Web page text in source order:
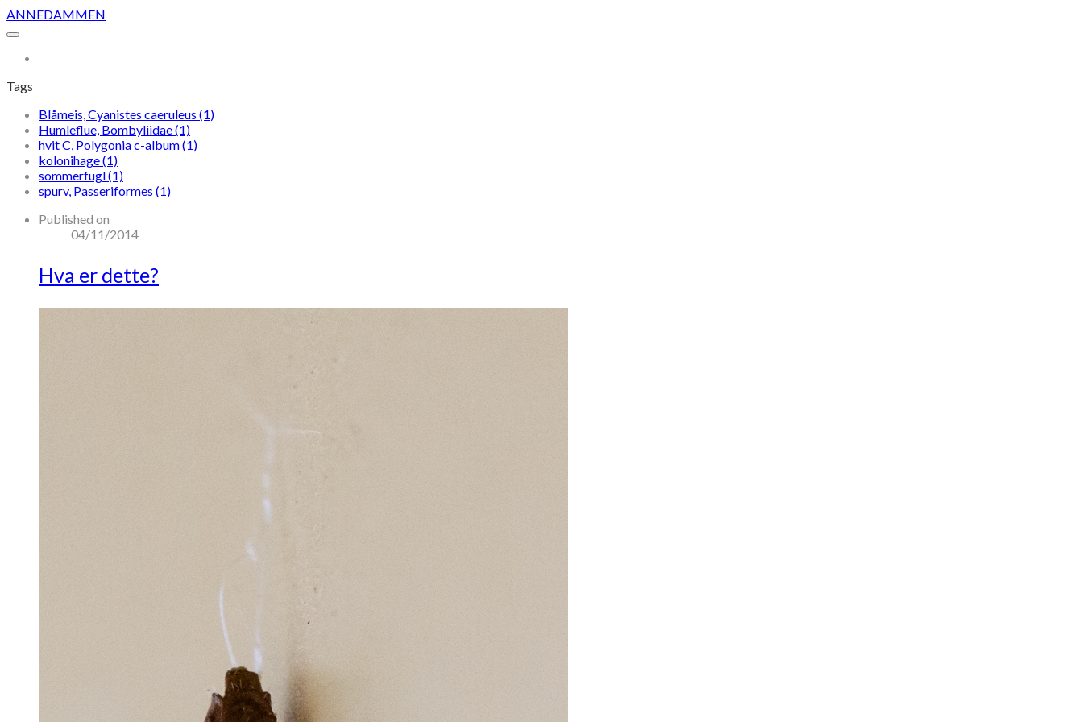
ANNEDAMMEN
Tags
Blåmeis, Cyanistes caeruleus (1)
Humleflue, Bombyliidae (1)
hvit C, Polygonia c-album (1)
kolonihage (1)
sommerfugl (1)
spurv, Passeriformes (1)
Published on
04/11/2014
Hva er dette?